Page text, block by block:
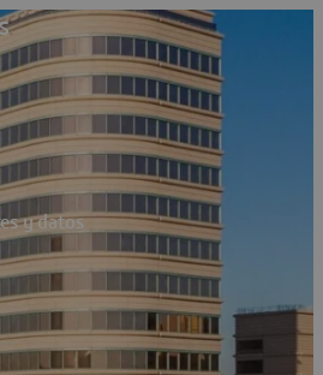
y datos